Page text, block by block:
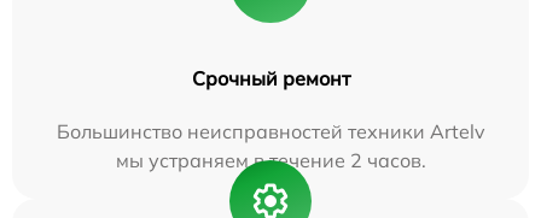
Срочный ремонт
Большинство неисправностей техники Artelv
мы устраняем в течение 2 часов.